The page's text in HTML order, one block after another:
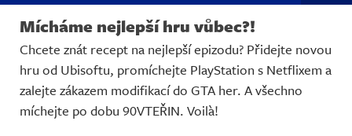
Mícháme nejlepší hru vůbec?!
Chcete znát recept na nejlepší epizodu? Přidejte novou
hru od Ubisoftu, promíchejte PlayStation s Netflixem a
zalejte zákazem modifikací do GTA her. A všechno
míchejte po dobu 90VTEŘIN. Voilà!